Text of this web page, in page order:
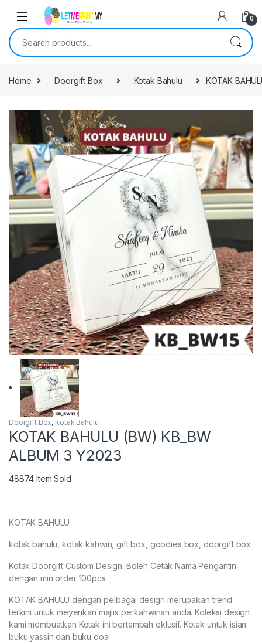
0
Search for:
Home Doorgift Box Kotak Bahulu KOTAK
Doorgift Box, Kotak Bahulu
KOTAK BAHULU (BW) KB_BW
ALBUM 3 Y2023
48874 Item Sold
KOTAK BAHULU
kotak bahulu, kotak kahwin, gift box, goodies box, doorgift box
Kotak Doorgift Custom Design. Boleh Cetak Nama Pengantin
dengan min order 100pcs
KOTAK BAHULU dengan pelbagai design merupakan trend
terkini untuk meyerikan majlis perkahwinan anda. Koleksi design
kami membuatkan Kotak ini bertambah eklusif. Kotak untuk isian
buku yassin dan buku doa